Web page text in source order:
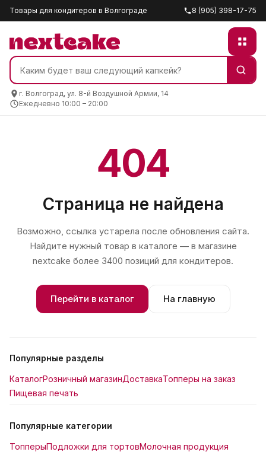
Товары для кондитеров в Волгограде 8 (905) 398-17-75
г. Волгоград, ул. 8-й Воздушной Армии, 14
Ежедневно 10:00 – 20:00
404
Страница не найдена
Возможно, ссылка устарела после обновления сайта.
Найдите нужный товар в каталоге — в магазине
nextcake более 3400 позиций для кондитеров.
Перейти в каталог На главную
Популярные разделы
КаталогРозничный магазинДоставкаТопперы на заказ
Пищевая печать
Популярные категории
ТопперыПодложки для тортовМолочная продукция